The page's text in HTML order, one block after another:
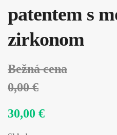
patentem s
zirkonom
Bežná cena
0,00 €
30,00 €